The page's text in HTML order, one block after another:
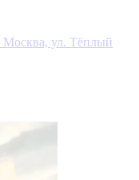
Москва, ул. Тёплый